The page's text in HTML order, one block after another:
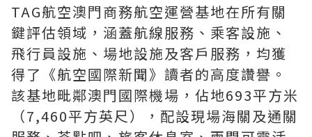
TAG航空澳門商務航空運營基地在所有關
鍵評估領域，涵蓋航線服務、乘客設施、
飛行員設施、場地設施及客戶服務，均獲
得了《航空國際新聞》讀者的高度讚譽。
該基地毗鄰澳門國際機場，佔地693平方米
（7,460平方英尺），配設現場海關及通關